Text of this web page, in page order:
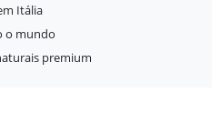
Itália
o mundo
premium